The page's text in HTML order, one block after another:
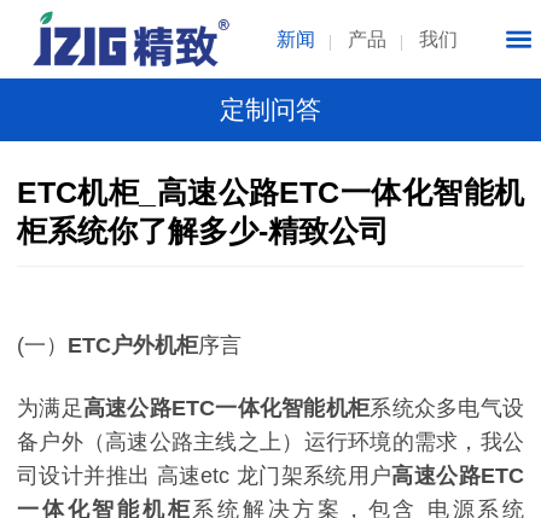
新闻 产品 我们
定制问答
ETC机柜_高速公路ETC一体化智能机
柜系统你了解多少-精致公司
(一） ETC户外机柜序言
为满足高速公路ETC一体化智能机柜系统众多电气设
备户外（高速公路主线之上）运行环境的需求，我公
司设计并推出 高速etc 龙门架系统用户高速公路ETC
一体化智能机柜系统解决方案，包含 电源系统